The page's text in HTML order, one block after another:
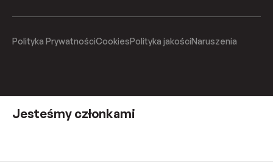
Polityka PrywatnościCookiesPolityka jakościNaruszenia
Jesteśmy członkami